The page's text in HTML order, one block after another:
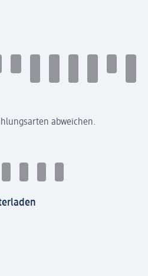
abweichen.